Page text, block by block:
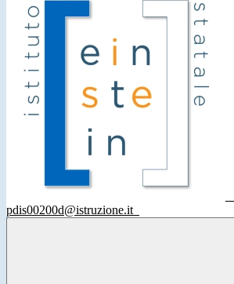
pdis00200d@istruzione.it